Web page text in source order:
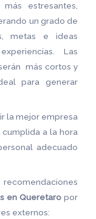
estresantes,
un grado de
metas e ideas
Las
más cortos y
para generar
la mejor empresa
a la hora
adecuado
recomendaciones
en Queretaro por
externos: